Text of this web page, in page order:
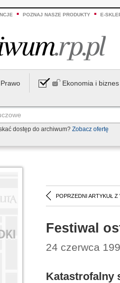
POZNAJ NASZE PRODUKTY E-
Prawo Ekonomia i biznes
dostęp do archiwum? Zobacz ofertę
POPRZEDNI ARTYKUŁ Z
Festiwal
24 czerwca
Katastrofalny